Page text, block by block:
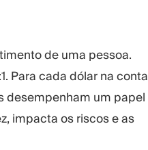
de uma pessoa.
Para cada dólar na conta
desempenham um papel
impacta os riscos e as